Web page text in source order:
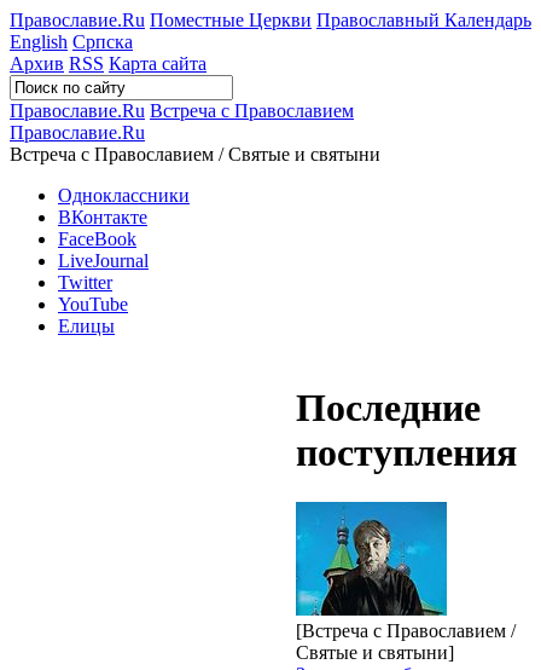
Православие.Ru Поместные Церкви Православный Календарь
English Српска
Архив RSS Карта сайта
Православие.Ru Встреча с Православием
Православие.Ru
Встреча с Православием / Святые и святыни
Одноклассники
ВКонтакте
FaceBook
LiveJournal
Twitter
YouTube
Елицы
Последние
поступления
[Встреча с Православием /
Святые и святыни]